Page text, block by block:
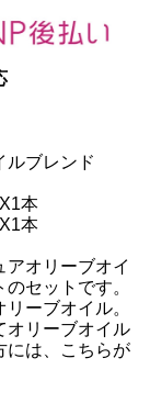
ルブレンド
X1本
X1本
オリーブオイ
セットです。
ーブオイル。
オリーブオイル
には、こちらが